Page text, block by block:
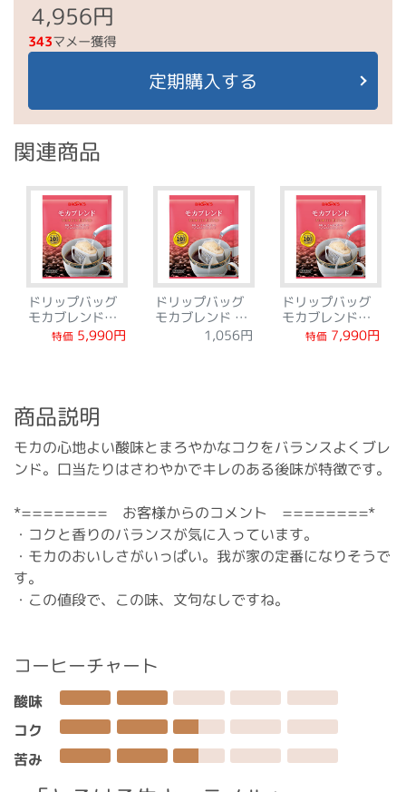
4,956円
343マメー獲得
定期購入する
関連商品
ドリップバッグ
モカブレンド
120袋
特価 5,990円
ドリップバッグ
モカブレンド 12
1,056円
ドリップバッグ
モカブレンド
192袋
特価 7,990円
商品説明
モカの心地よい酸味とまろやかなコクをバランスよくブレ
ンド。口当たりはさわやかでキレのある後味が特徴です。
*======== お客様からのコメント ========*
・コクと香りのバランスが気に入っています。
・モカのおいしさがいっぱい。我が家の定番になりそうで
す。
・この値段で、この味、文句なしですね。
コーヒーチャート
酸味
コク
苦み